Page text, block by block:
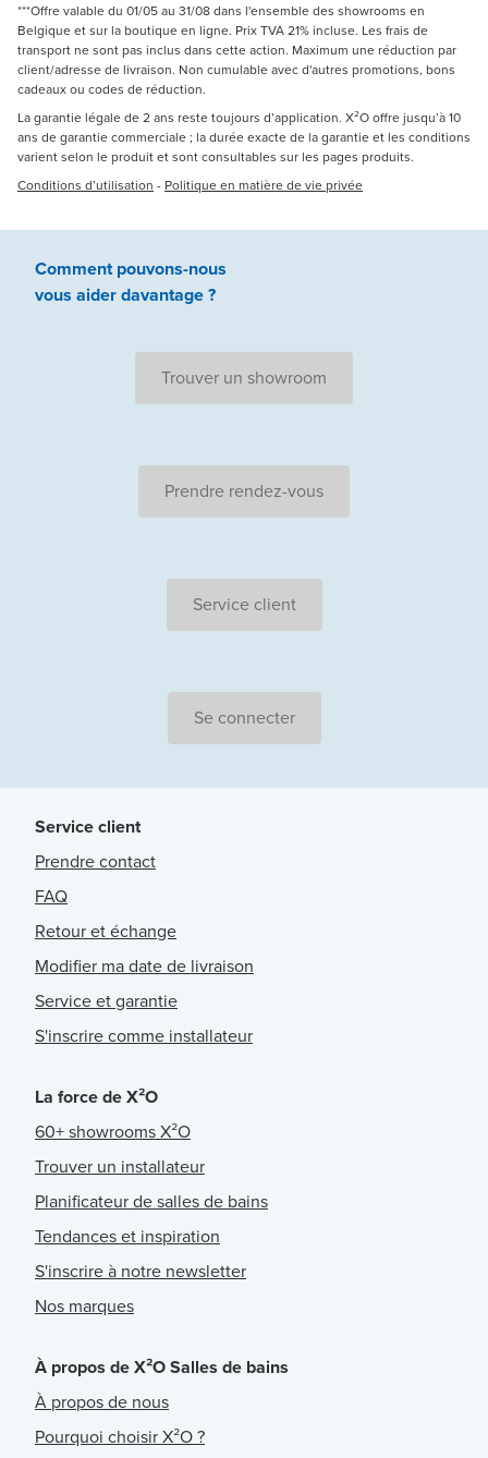
***Offre valable du 01/05 au 31/08 dans l'ensemble des showrooms en
Belgique et sur la boutique en ligne. Prix TVA 21% incluse. Les frais de
transport ne sont pas inclus dans cette action. Maximum une réduction par
client/adresse de livraison. Non cumulable avec d'autres promotions, bons
cadeaux ou codes de réduction.
La garantie légale de 2 ans reste toujours d’application. X²O offre jusqu’à 10
ans de garantie commerciale ; la durée exacte de la garantie et les conditions
varient selon le produit et sont consultables sur les pages produits.
Conditions d’utilisation - Politique en matière de vie privée
Comment pouvons-nous
vous aiderdavantage ?
Trouver un showroom
Prendre rendez-vous
Service client
Se connecter
Service client
Prendre contact
FAQ
Retour et échange
Modifier ma date de livraison
Service et garantie
S'inscrire comme installateur
La force de X²O
60+ showrooms X²O
Trouver un installateur
Planificateur de salles de bains
Tendances et inspiration
S'inscrire à notre newsletter
Nos marques
À propos de X²O Salles de bains
À propos de nous
Pourquoi choisir X²O ?